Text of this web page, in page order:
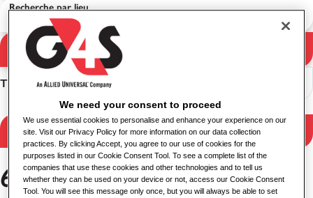
Résultats de la
recherche
Recherche par lieu
Trier
Filtrer les résultats
6 emplois trouvés
We need your consent to proceed
We use essential cookies to personalise and enhance your experience on our
site. Visit our Privacy Policy for more information on our data collection
practices. By clicking Accept, you agree to our use of cookies for the
purposes listed in our Cookie Consent Tool. To see a complete list of the
companies that use these cookies and other technologies and to tell us
whether they can be used on your device or not, access our Cookie Consent
Tool. You will see this message only once, but you will always be able to set